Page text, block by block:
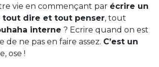
vie en commençant par écrire un
tout dire et tout penser, tout
interne ? Ecrire quand on est
ne pas en faire assez. C’est un
ose !